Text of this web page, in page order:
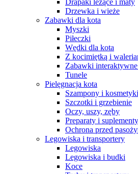
Drapaki leżące i maty
Drzewka i wieże
Zabawki dla kota
Myszki
Piłeczki
Wędki dla kota
Z kocimiętką i
Zabawki
Tunele
Pielęgnacja kota
Szampony i kosmetyki
Szczotki i grzebienie
Oczy, uszy, zęby
Preparaty i suplementy
Ochrona przed
Legowiska i transportery
Legowiska
Legowiska i budki
Koce